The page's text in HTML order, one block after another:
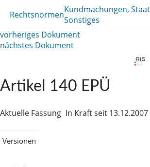
RechtsnormenKundmachungen,
Sonstiges
vorheriges Dokument
nächstes Dokument
Artikel 140 EPÜ
Aktuelle Fassung In Kraft seit 13.12.2007
Versionen